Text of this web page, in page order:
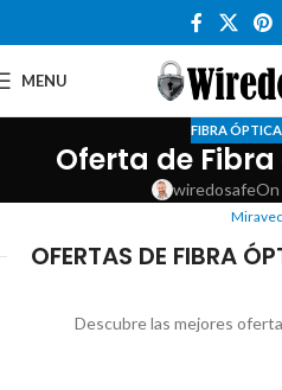
MENU
FIBRA
Oferta de
wiredosafeOn
OFERTAS DE FIBRA
Descubre las mejores